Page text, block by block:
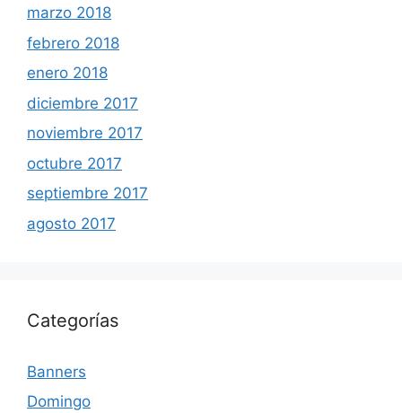
marzo 2018
febrero 2018
enero 2018
diciembre 2017
noviembre 2017
octubre 2017
septiembre 2017
agosto 2017
Categorías
Banners
Domingo